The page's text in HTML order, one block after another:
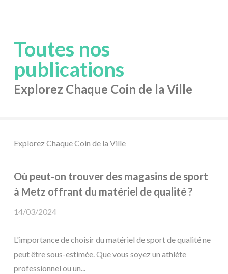
Toutes nos
publications
Explorez Chaque Coin de la Ville
Explorez Chaque Coin de la Ville
Où peut-on trouver des magasins de sport
à Metz offrant du matériel de qualité ?
14/03/2024
L'importance de choisir du matériel de sport de qualité ne
peut être sous-estimée. Que vous soyez un athlète
professionnel ou un...